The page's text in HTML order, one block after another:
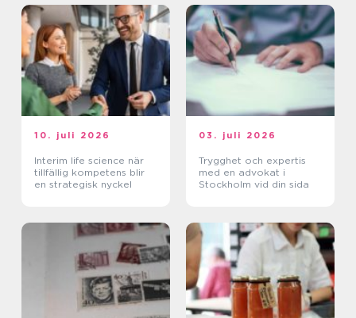
10. juli 2026
Interim life science när
tillfällig kompetens blir
en strategisk nyckel
03. juli 2026
Trygghet och expertis
med en advokat i
Stockholm vid din sida